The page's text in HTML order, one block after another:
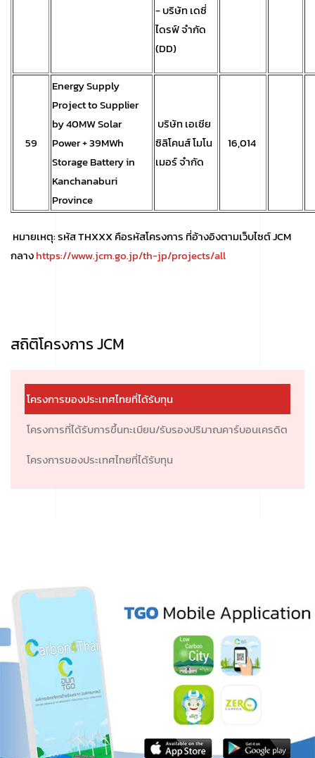
- บริษัท เดซี่
ไดรฟ์ จำกัด
(DD)
59
Energy Supply
Project to Supplier
by 40MW Solar
Power + 39MWh
Storage Battery in
Kanchanaburi
Province
บริษัท เอเชีย
ซิลิโคนส์ โมโน
เมอร์ จำกัด
16,014
หมายเหตุ: รหัส THXXX คือรหัสโครงการ ที่อ้างอิงตามเว็บไซต์ JCM
กลางhttps://www.jcm.go.jp/th-jp/projects/all
สถิติโครงการ JCM
โครงการของประเทศไทยที่ได้รับทุน
โครงการที่ได้รับการขึ้นทะเบียน/รับรองปริมาณคาร์บอนเครดิต
โครงการของประเทศไทยที่ได้รับทุน